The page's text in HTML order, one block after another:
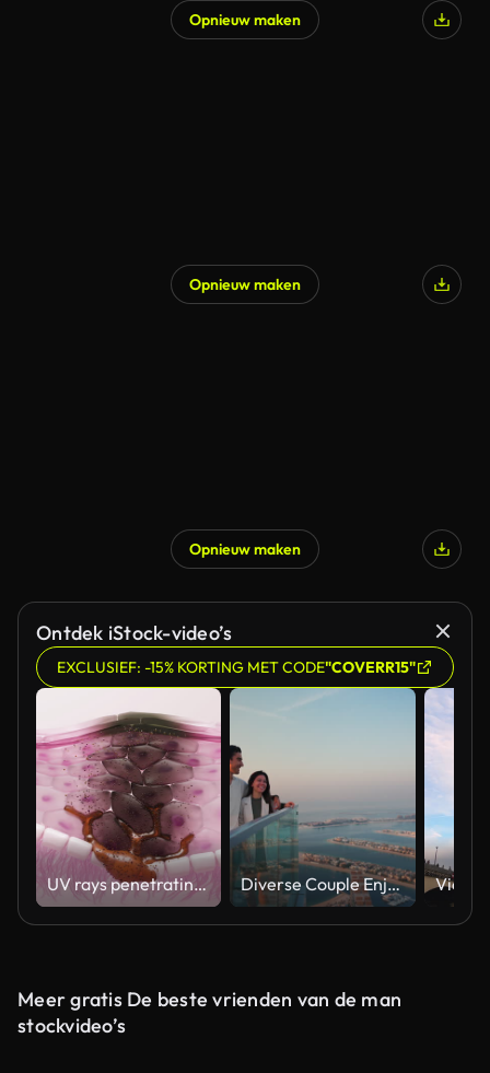
Opnieuw maken
Opnieuw maken
Opnieuw maken
Ontdek iStock-video’s
EXCLUSIEF: -15% KORTING MET CODE"COVERR15"
UV rays penetrating skin for melanin synthesis and melasma 3D animation Diverse Couple Enjoying Sunset Views from High Rise Sky Deck Overlooking Palm Jumeirah
Meer gratis De beste vrienden van de man
stockvideo’s